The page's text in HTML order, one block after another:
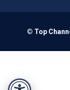
© Top